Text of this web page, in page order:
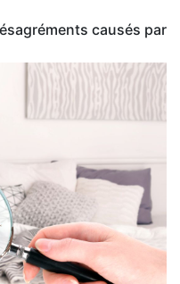
causés par